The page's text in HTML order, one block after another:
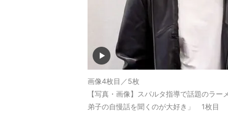
画像4枚目／5枚
【写真・画像】スパルタ指導で話題のラ
弟子の自慢話を聞くのが大好き」 1枚目